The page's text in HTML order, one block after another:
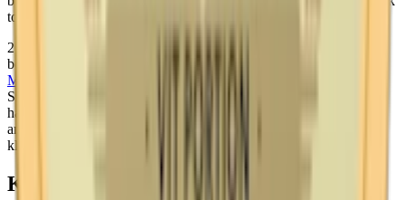
tobak med inslag av rökighet, malt och mörk choklad.
2022 firade Ettan sitt 200-årsjubileum, ett bevis på varumärkets
betydelse inom svensk snuskultur. Idag är Ettan en del av
Match
Sverige och internationellt. Med sitt fokus på kvalitet och tradition
har Ettan inte bara överlevt förändringar i industrin, utan också
anpassat sig till moderna preferenser utan att kompromissa med sin
klassiska karaktär.
Köp Ettan online